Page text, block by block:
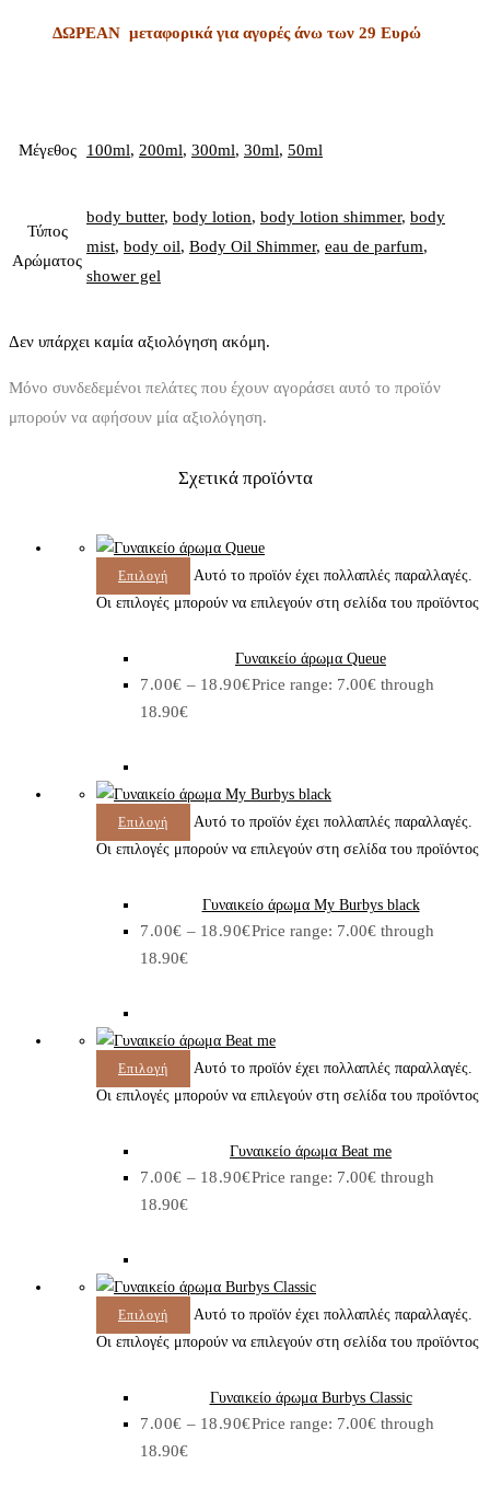
ΔΩΡΕΑΝ μεταφορικά για αγορές άνω των 29 Ευρώ
Μέγεθος 100ml, 200ml, 300ml, 30ml, 50ml
Τύπος
Αρώματος
body butter, body lotion, body lotion shimmer, body
mist, body oil, Body Oil Shimmer, eau de parfum,
shower gel
Δεν υπάρχει καμία αξιολόγηση ακόμη.
Μόνο συνδεδεμένοι πελάτες που έχουν αγοράσει αυτό το προϊόν
μπορούν να αφήσουν μία αξιολόγηση.
Σχετικά προϊόντα
Επιλογή
Αυτό το προϊόν έχει πολλαπλές παραλλαγές.
Οι επιλογές μπορούν να επιλεγούν στη σελίδα του προϊόντος
Γυναικείο άρωμα Queue
7.00€ – 18.90€Price range: 7.00€ through
18.90€
Επιλογή
Αυτό το προϊόν έχει πολλαπλές παραλλαγές.
Οι επιλογές μπορούν να επιλεγούν στη σελίδα του προϊόντος
Γυναικείο άρωμα My Burbys black
7.00€ – 18.90€Price range: 7.00€ through
18.90€
Επιλογή
Αυτό το προϊόν έχει πολλαπλές παραλλαγές.
Οι επιλογές μπορούν να επιλεγούν στη σελίδα του προϊόντος
Γυναικείο άρωμα Beat me
7.00€ – 18.90€Price range: 7.00€ through
18.90€
Επιλογή
Αυτό το προϊόν έχει πολλαπλές παραλλαγές.
Οι επιλογές μπορούν να επιλεγούν στη σελίδα του προϊόντος
Γυναικείο άρωμα Burbys Classic
7.00€ – 18.90€Price range: 7.00€ through
18.90€